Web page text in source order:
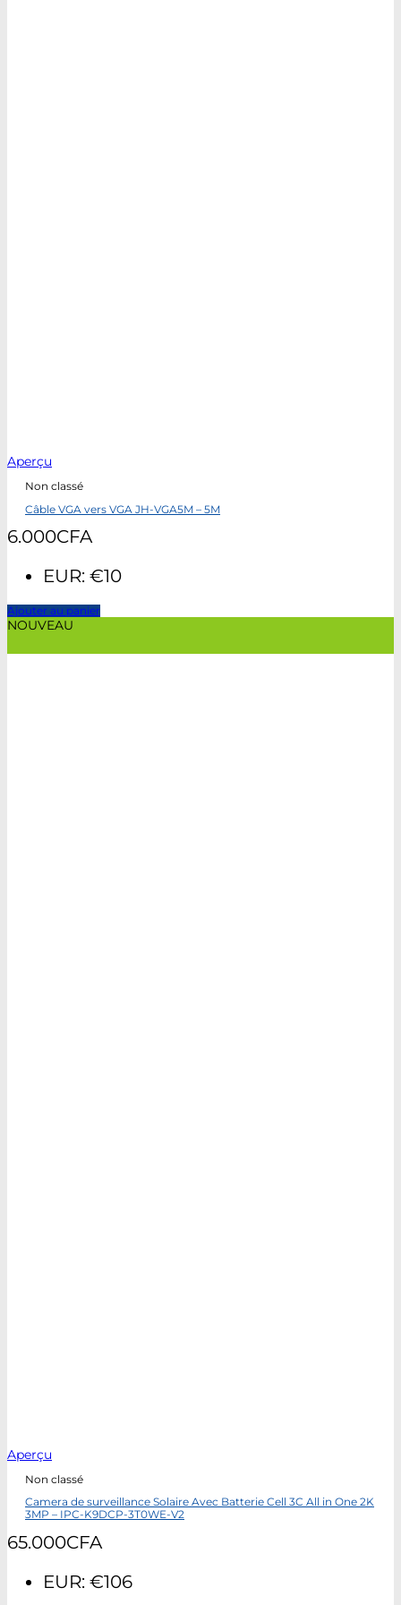
Aperçu
Non classé
Câble VGA vers VGA JH-VGA5M – 5M
6.000CFA
EUR: €10
Ajouter au panier
NOUVEAU
Aperçu
Non classé
Camera de surveillance Solaire Avec Batterie Cell 3C All in One 2K
3MP – IPC-K9DCP-3T0WE-V2
65.000CFA
EUR: €106